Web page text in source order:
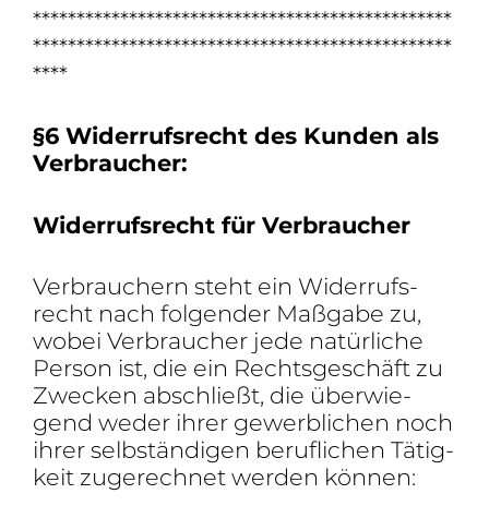
************************************************
************************************************
****
§6 Wider­rufs­recht des Kunden als
Verbraucher:
Wider­rufs­recht für Verbraucher
Verbrau­chern steht ein Wider­rufs­
recht nach folgender Maßgabe zu,
wobei Verbrau­cher jede natür­liche
Person ist, die ein Rechts­ge­schäft zu
Zwecken abschließt, die über­wie­
gend weder ihrer gewerb­li­chen noch
ihrer selb­stän­digen beruf­li­chen Tätig­
keit zuge­rechnet werden können: